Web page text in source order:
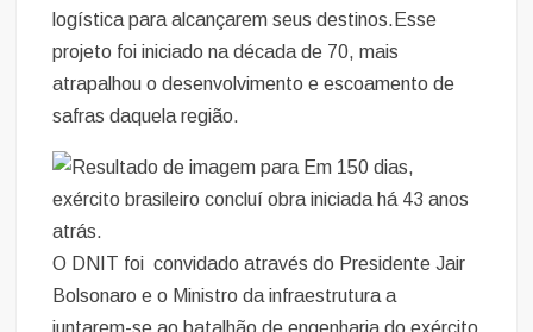
logística para alcançarem seus destinos.Esse
projeto foi iniciado na década de 70, mais
atrapalhou o desenvolvimento e escoamento de
safras daquela região.
O DNIT foi convidado através do Presidente Jair
Bolsonaro e o Ministro da infraestrutura a